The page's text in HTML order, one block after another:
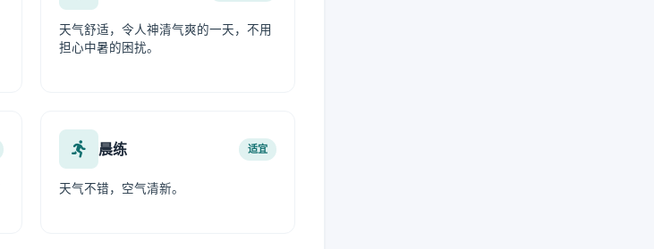
天气舒适，令人神清气爽的一天，不用
担心中暑的困扰。
晨练 适宜
天气不错，空气清新。